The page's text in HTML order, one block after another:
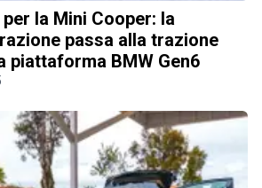
la Mini Cooper: la
passa alla trazione
piattaforma BMW Gen6